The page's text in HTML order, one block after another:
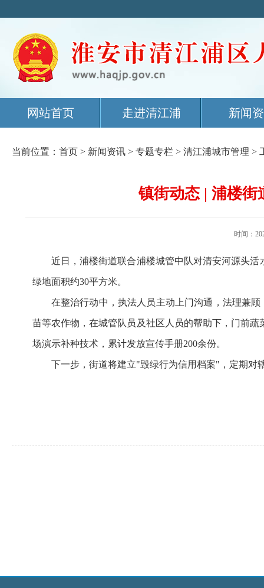
网站首页 走进清江浦 新闻
当前位置： 首页 > 新闻资讯 > 专题专栏 > 清江浦城市管理 >
镇街动态 | 浦楼
时间：
近日，浦楼街道联合浦楼城管中队对清安河源头
绿地面积约30平方米。
在整治行动中，执法人员主动上门沟通，法理兼
苗等农作物，在城管队员及社区人员的帮助下，门前
场演示补种技术，累计发放宣传手册200余份。
下一步，街道将建立"毁绿行为信用档案"，定期对